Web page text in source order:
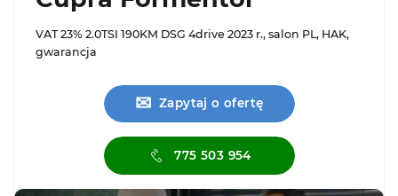
VAT 23% 2.0TSI 190KM DSG 4drive 2023 r., salon PL, HAK,
gwarancja
✉ Zapytaj o ofertę
775 503 954